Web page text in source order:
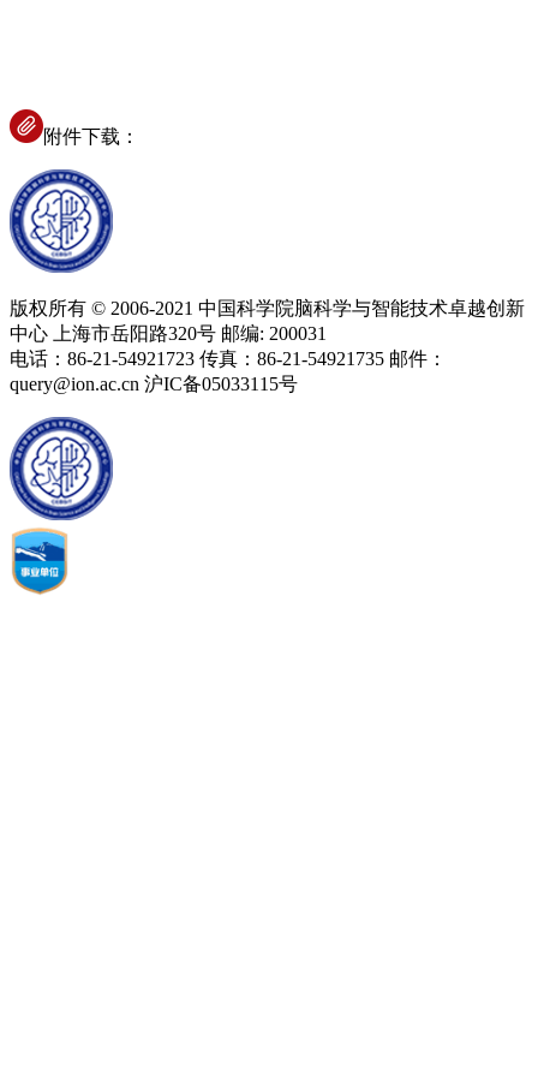
附件下载：
版权所有 © 2006-2021 中国科学院脑科学与智能技术卓越创新
中心 上海市岳阳路320号 邮编: 200031
电话：86-21-54921723 传真：86-21-54921735 邮件：
query@ion.ac.cn 沪IC备05033115号